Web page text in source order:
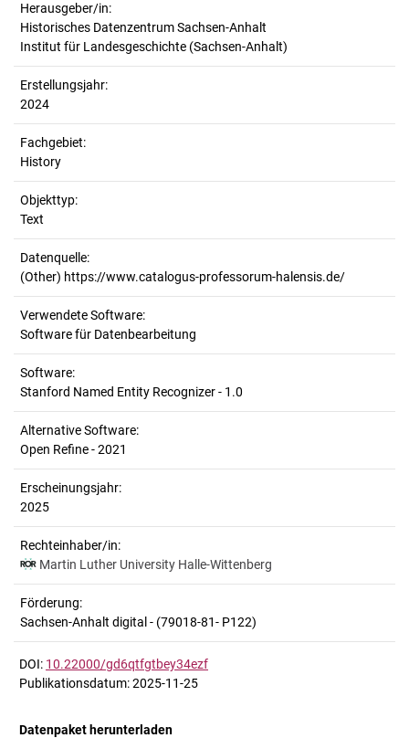
Herausgeber/in:
Historisches Datenzentrum Sachsen-Anhalt
Institut für Landesgeschichte (Sachsen-Anhalt)
Erstellungsjahr:
2024
Fachgebiet:
History
Objekttyp:
Text
Datenquelle:
(Other) https://www.catalogus-professorum-halensis.de/
Verwendete Software:
Software für Datenbearbeitung
Software:
Stanford Named Entity Recognizer - 1.0
Alternative Software:
Open Refine - 2021
Erscheinungsjahr:
2025
Rechteinhaber/in:
Martin Luther University Halle-Wittenberg
Förderung:
Sachsen-Anhalt digital - (79018-81- P122)
DOI: 10.22000/gd6qtfgtbey34ezf
Publikationsdatum: 2025-11-25
Datenpaket herunterladen